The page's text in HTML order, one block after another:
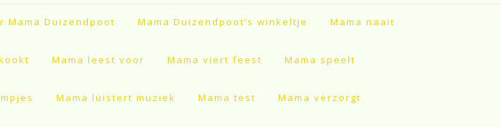
Mama Duizendpoot Mama Duizendpoot’s winkeltje Mama naait
Mama leest voor Mama viert feest Mama speelt
Mama luistert muziek Mama test Mama verzorgt